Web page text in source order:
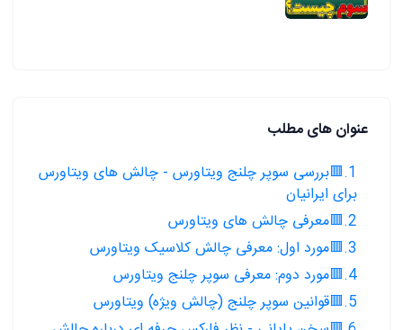
عنوان های مطلب
1.🟥بررسی سوپر چلنج ویتاورس - چالش های ویتاورس
برای ایرانیان
2.🟥معرفی چالش های ویتاورس
3.🟥مورد اول: معرفی چالش کلاسیک ویتاورس
4.🟥مورد دوم: معرفی سوپر چلنج ویتاورس
5.🟥قوانین سوپر چلنج (چالش ویژه) ویتاورس